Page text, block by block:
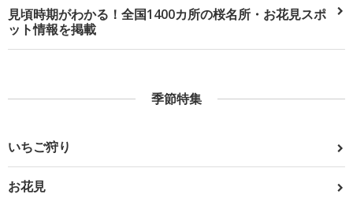
見頃時期がわかる！全国1400カ所の桜名所・お花見スポ
ット情報を掲載
季節特集
いちご狩り
お花見